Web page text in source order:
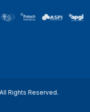
Rights Reserved.